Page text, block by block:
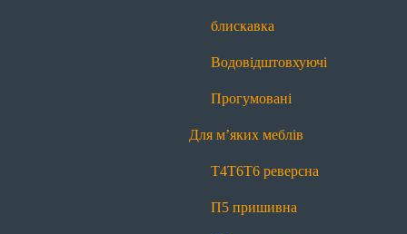
блискавка
Водовідштовхуючі
Прогумовані
Для м’яких меблів
Т4Т6Т6 реверсна
П5 пришивна
Рулонна блискавка
Т6 реверсна П5 пришивна
Рулонна блискавка